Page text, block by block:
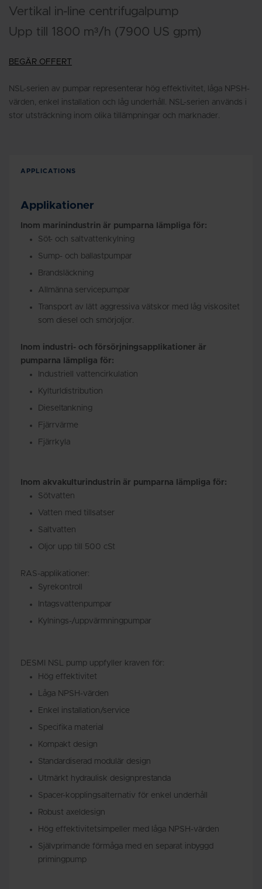
Vertikal in-line centrifugalpump
Upp till 1800 m³/h (7900 US gpm)
BEGÄR OFFERT
NSL-serien av pumpar representerar hög effektivitet, låga NPSH-
värden, enkel installation och låg underhåll. NSL-serien används i
stor utsträckning inom olika tillämpningar och marknader.
APPLICATIONS
Applikationer
Inom marinindustrin är pumparna lämpliga för:
Söt- och saltvattenkylning
Sump- och ballastpumpar
Brandsläckning
Allmänna servicepumpar
Transport av lätt aggressiva vätskor med låg viskositet
som diesel och smörjoljor.
Inom industri- och försörjningsapplikationer är
pumparna lämpliga för:
Industriell vattencirkulation
Kylturldistribution
Dieseltankning
Fjärrvärme
Fjärrkyla
Inom akvakulturindustrin är pumparna lämpliga för:
Sötvatten
Vatten med tillsatser
Saltvatten
Oljor upp till 500 cSt
RAS-applikationer:
Syrekontroll
Intagsvattenpumpar
Kylnings-/uppvärmningpumpar
DESMI NSL pump uppfyller kraven för:
Hög effektivitet
Låga NPSH-värden
Enkel installation/service
Specifika material
Kompakt design
Standardiserad modulär design
Utmärkt hydraulisk designprestanda
Spacer-kopplingsalternativ för enkel underhåll
Robust axeldesign
Hög effektivitetsimpeller med låga NPSH-värden
Självprimande förmåga med en separat inbyggd
primingpump